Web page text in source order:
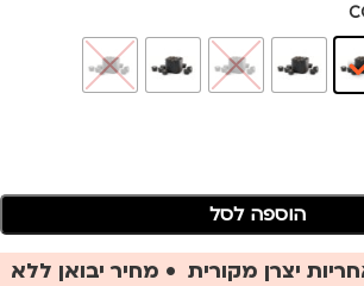
הוספה לסל
יצרן מקורית • מחיר יבואן ללא